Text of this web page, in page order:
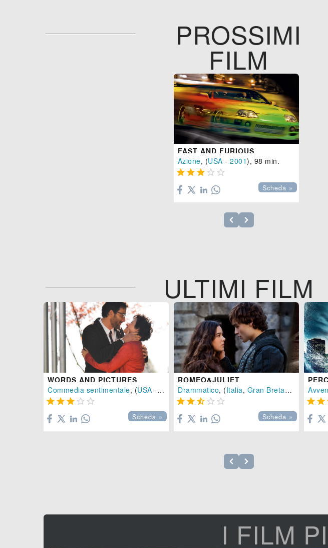
PROSSIMI
FILM
FAST AND FURIOUS
Azione, (USA -2001), 98 min.
    
Scheda »
ULTIMI FILM
WORDS AND PICTURES
Commedia sentimentale, (USA - 2013
), 116 min.
    
Scheda »
ROMEO&JULIET
Drammatico, (Italia, Gran Bretagna
    
Scheda »
 
I FILM